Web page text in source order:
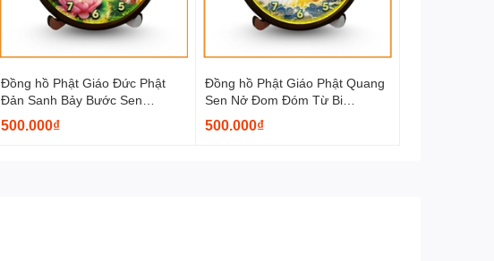
Đồng hồ Phật Giáo Đức Phật
Đản Sanh Bảy Bước Sen
DecorNow DH03
500.000₫
Đồng hồ Phật Giáo Phật Quang
Sen Nở Đom Đóm Từ Bi
DecorNow DH04
500.000₫